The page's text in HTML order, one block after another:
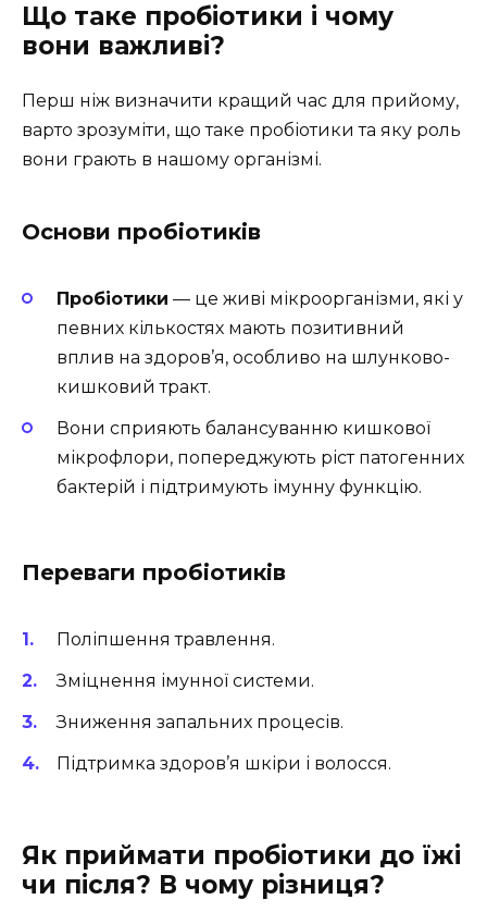
Що таке пробіотики і чому
вони важливі?
Перш ніж визначити кращий час для прийому,
варто зрозуміти, що таке пробіотики та яку роль
вони грають в нашому організмі.
Основи пробіотиків
Пробіотики — це живі мікроорганізми, які у
певних кількостях мають позитивний
вплив на здоров’я, особливо на шлунково-
кишковий тракт.
Вони сприяють балансуванню кишкової
мікрофлори, попереджують ріст патогенних
бактерій і підтримують імунну функцію.
Переваги пробіотиків
Поліпшення травлення.
Зміцнення імунної системи.
Зниження запальних процесів.
Підтримка здоров’я шкіри і волосся.
Як приймати пробіотики до їжі
чи після? В чому різниця?